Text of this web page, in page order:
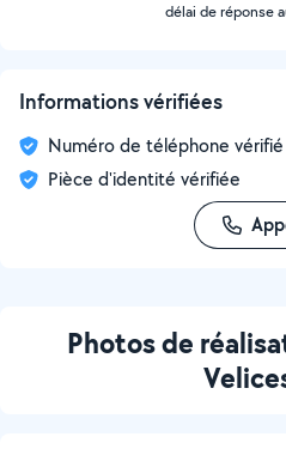
délai de réponse
Informations vérifiées
Numéro de téléphone vérifié
Pièce d'identité vérifiée
Photos de